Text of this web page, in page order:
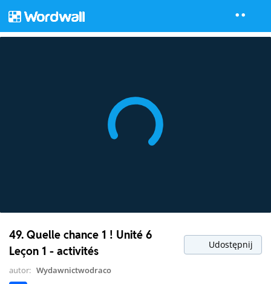
49. Quelle chance 1 ! Unité 6
Leçon 1 - activités
Udostępnij
autor: Wydawnictwodraco